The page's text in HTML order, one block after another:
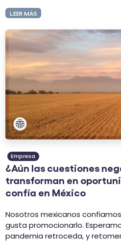
LEER MÁS
Empresa
¿Aún las cuestiones
transforman en
confía en México
Nosotros mexicanos
gusta promocionarlo.
pandemia retroceda, y